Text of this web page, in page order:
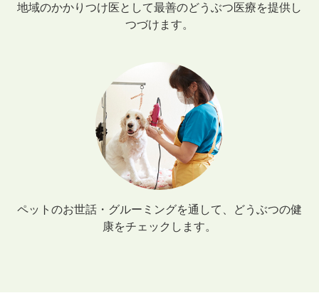
地域のかかりつけ医として最善のどうぶつ医療を提供し
つづけます。
ペットのお世話・グルーミングを通して、どうぶつの健
康をチェックします。